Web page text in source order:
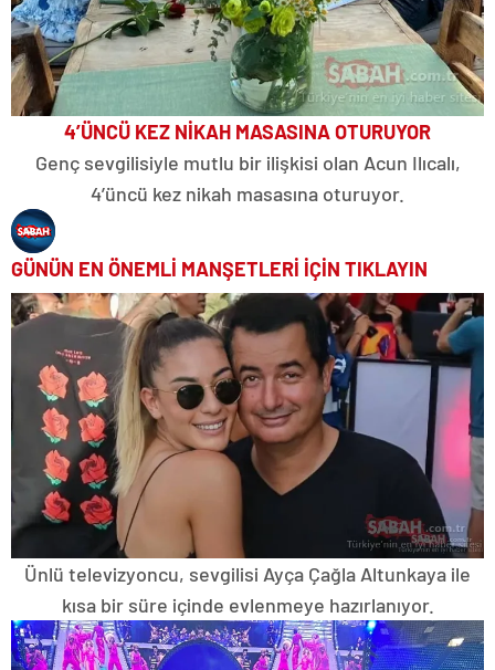
4’ÜNCÜ KEZ NİKAH MASASINA OTURUYOR
Genç sevgilisiyle mutlu bir ilişkisi olan Acun Ilıcalı,
4’üncü kez nikah masasına oturuyor.
GÜNÜN EN ÖNEMLİ MANŞETLERİ İÇİN TIKLAYIN
Ünlü televizyoncu, sevgilisi Ayça Çağla Altunkaya ile
kısa bir süre içinde evlenmeye hazırlanıyor.